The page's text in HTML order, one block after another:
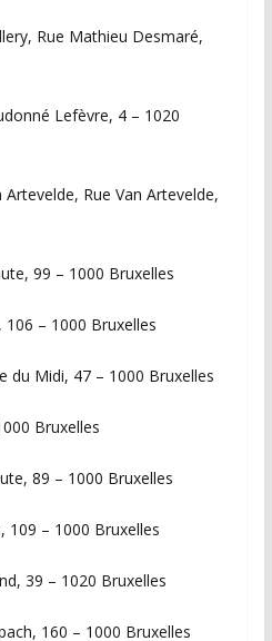
Rue Mathieu Desmaré,
Lefèvre, 4 – 1020
Rue Van Artevelde,
99 – 1000 Bruxelles
– 1000 Bruxelles
du Midi, 47 – 1000 Bruxelles
Bruxelles
89 – 1000 Bruxelles
109 – 1000 Bruxelles
39 – 1020 Bruxelles
160 – 1000 Bruxelles